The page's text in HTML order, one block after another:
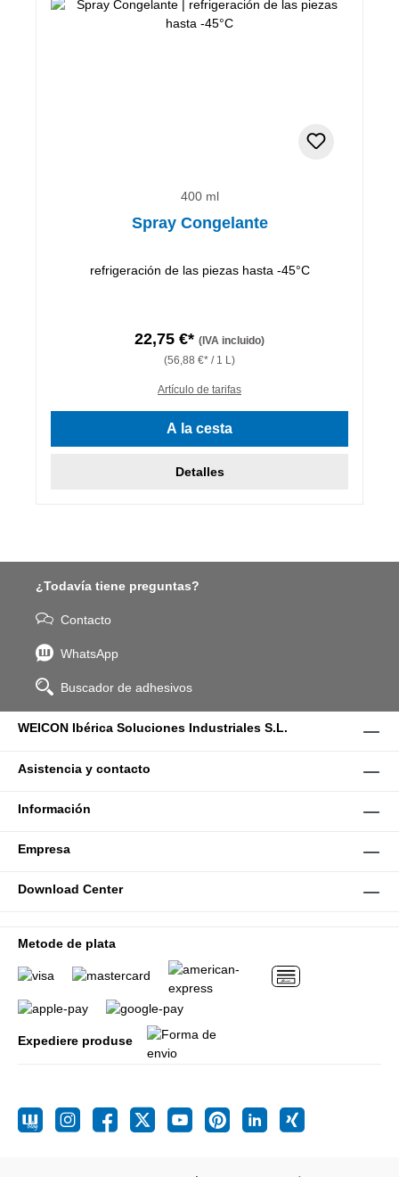
400 ml
Spray Congelante
refrigeración de las piezas hasta -45°C
22,75 €* (IVA incluido)
(56,88 €* / 1 L)
Artículo de tarifas
A la cesta
Detalles
¿Todavía tiene preguntas?
Contacto
WhatsApp
Buscador de adhesivos
WEICON Ibérica Soluciones Industriales S.L.
Asistencia y contacto
Información
Empresa
Download Center
Metode de plata
Expediere produse